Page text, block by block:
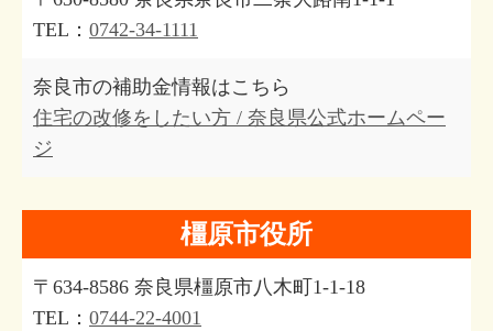
TEL： 0742-34-1111
奈良市の補助金情報はこちら
住宅の改修をしたい方 / 奈良県公式ホームペー
ジ
橿原市役所
〒634-8586 奈良県橿原市八木町1-1-18
TEL： 0744-22-4001